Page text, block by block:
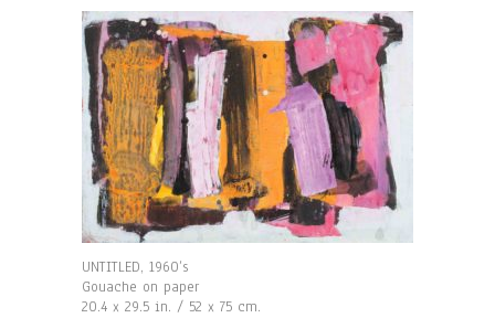
UNTITLED, 1960’s
Gouache on paper
20.4 x 29.5 in. / 52 x 75 cm.